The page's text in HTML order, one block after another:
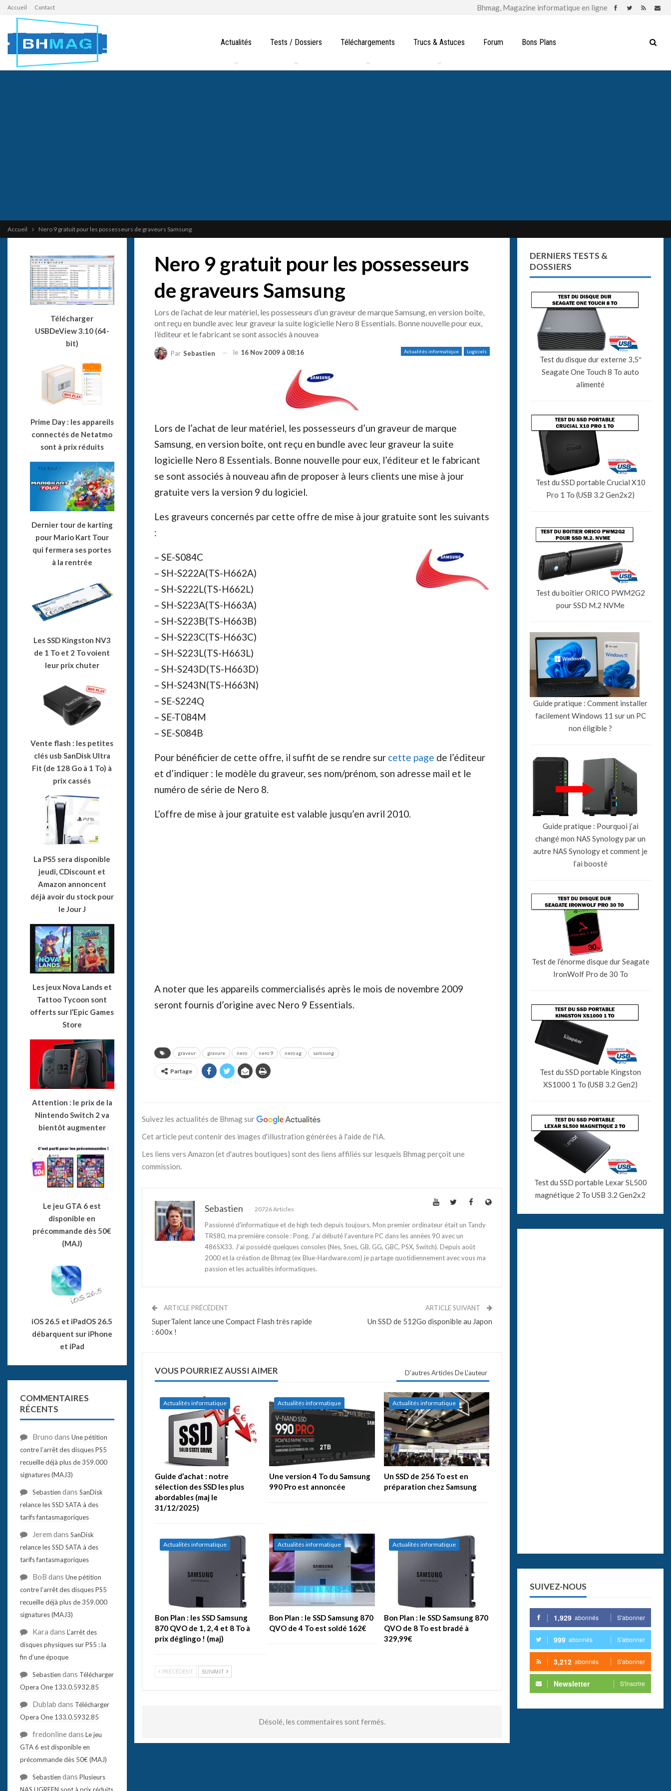
Accueil Contact
Actualités Tests / Dossiers Téléchargements Trucs & Astuces Forum Bons Plans
Accueil Nero 9 gratuit pour les possesseurs de graveurs Samsung
Nero 9 gratuit pour les possesseurs
de graveurs Samsung
Lors de l’achat de leur matériel, les possesseurs d’un graveur de marque Samsung, en version boîte,
ont reçu en bundle avec leur graveur la suite logicielle Nero 8 Essentials. Bonne nouvelle pour eux,
l’éditeur et le fabricant se sont associés à nouvea
Actualités informatique Logiciels
Par Sebastien le 16 Nov 2009 à 08:16
Lors de l’achat de leur matériel, les possesseurs d’un graveur de marque
Samsung, en version boîte, ont reçu en bundle avec leur graveur la suite
logicielle Nero 8 Essentials. Bonne nouvelle pour eux, l’éditeur et le fabricant
se sont associés à nouveau afin de proposer à leurs clients une mise à jour
gratuite vers la version 9 du logiciel.
Les graveurs concernés par cette offre de mise à jour gratuite sont les suivants
:
– SE-S084C
– SH-S222A(TS-H662A)
– SH-S222L(TS-H662L)
– SH-S223A(TS-H663A)
– SH-S223B(TS-H663B)
– SH-S223C(TS-H663C)
– SH-S223L(TS-H663L)
– SH-S243D(TS-H663D)
– SH-S243N(TS-H663N)
– SE-S224Q
– SE-T084M
– SE-S084B
Pour bénéficier de cette offre, il suffit de se rendre sur cette page de l’éditeur
et d’indiquer : le modèle du graveur, ses nom/prénom, son adresse mail et le
numéro de série de Nero 8.
L’offre de mise à jour gratuite est valable jusqu’en avril 2010.
A noter que les appareils commercialisés après le mois de novembre 2009
seront fournis d’origine avec Nero 9 Essentials.
graveur gravure nero nero 9 nero ag samsung
Partage
Suivez les actualités de Bhmag sur
Cet article peut contenir des images d'illustration générées à l'aide de l'IA.
Les liens vers Amazon (et d'autres boutiques) sont des liens affiliés sur lesquels Bhmag perçoit une
commission.
Sebastien 20726 Articles
Passionné d'informatique et de high tech depuis toujours. Mon premier ordinateur était un Tandy
TRS80, ma première console : Pong. J'ai débuté l'aventure PC dans les années 90 avec un
486SX33. J'ai possédé quelques consoles (Nes, Snes, GB, GG, GBC, PSX, Switch). Depuis août
2000 et la création de Bhmag (ex Blue-Hardware.com) je partage quotidiennement avec vous ma
passion et les actualités informatiques.
ARTICLE PRÉCÉDENT
SuperTalent lance une Compact Flash très rapide
: 600x !
ARTICLE SUIVANT
Un SSD de 512Go disponible au Japon
VOUS POURRIEZ AUSSI AIMER D'autres Articles De L'auteur
Actualités informatique
Guide d’achat : notre
sélection des SSD les plus
abordables (maj le
31/12/2025)
Actualités informatique
Une version 4 To du Samsung
990 Pro est annoncée
Actualités informatique
Un SSD de 256 To est en
préparation chez Samsung
Actualités informatique
Bon Plan : les SSD Samsung
870 QVO de 1, 2, 4 et 8 To à
prix déglingo ! (maj)
Actualités informatique
Bon Plan : le SSD Samsung 870
QVO de 4 To est soldé 162€
Actualités informatique
Bon Plan : le SSD Samsung 870
QVO de 8 To est bradé à
329,99€
PRÉCÉDENT SUIVANT
Désolé, les commentaires sont fermés.
DERNIERS TESTS &
DOSSIERS
Test du disque dur externe 3,5″
Seagate One Touch 8 To auto
alimenté
Test du SSD portable Crucial X10
Pro 1 To (USB 3.2 Gen2x2)
Test du boîtier ORICO PWM2G2
pour SSD M.2 NVMe
Guide pratique : Comment installer
facilement Windows 11 sur un PC
non éligible ?
Guide pratique : Pourquoi j’ai
changé mon NAS Synology par un
autre NAS Synology et comment je
l’ai boosté
Test de l’énorme disque dur Seagate
IronWolf Pro de 30 To
Test du SSD portable Kingston
XS1000 1 To (USB 3.2 Gen2)
Test du SSD portable Lexar SL500
magnétique 2 To USB 3.2 Gen2x2
SUIVEZ-NOUS
1,929 abonnés S'abonner
999 abonnés S'abonner
3,212 abonnés S'abonner
Newsletter S'inscrire
Télécharger
USBDeView 3.10 (64-
bit)
Prime Day : les appareils
connectés de Netatmo
sont à prix réduits
Dernier tour de karting
pour Mario Kart Tour
qui fermera ses portes
à la rentrée
Les SSD Kingston NV3
de 1 To et 2 To voient
leur prix chuter
Vente flash : les petites
clés usb SanDisk Ultra
Fit (de 128 Go à 1 To) à
prix cassés
La PS5 sera disponible
jeudi, CDiscount et
Amazon annoncent
déjà avoir du stock pour
le Jour J
Les jeux Nova Lands et
Tattoo Tycoon sont
offerts sur l’Epic Games
Store
Attention : le prix de la
Nintendo Switch 2 va
bientôt augmenter
Le jeu GTA 6 est
disponible en
précommande dès 50€
(MAJ)
iOS 26.5 et iPadOS 26.5
débarquent sur iPhone
et iPad
COMMENTAIRES
RÉCENTS
Bruno dans Une pétition
contre l’arrêt des disques PS5
recueille déjà plus de 359.000
signatures (MAJ3)
Sebastien dans SanDisk
relance les SSD SATA à des
tarifs fantasmagoriques
Jerem dans SanDisk
relance les SSD SATA à des
tarifs fantasmagoriques
BoB dans Une pétition
contre l’arrêt des disques PS5
recueille déjà plus de 359.000
signatures (MAJ3)
Kara dans L’arrêt des
disques physiques sur PS5 : la
fin d’une époque
Sebastien dans Télécharger
Opera One 133.0.5932.85
Dublab dans Télécharger
Opera One 133.0.5932.85
fredonlinedans Le jeu
GTA 6 est disponible en
précommande dès 50€ (MAJ)
Sebastien dans Plusieurs
NAS UGREEN sont à prix réduits